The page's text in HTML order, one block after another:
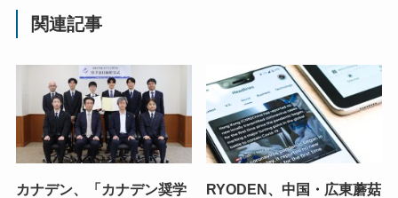
関連記事
カナデン、「カナデン奨学
RYODEN、中国・広東蘑菇